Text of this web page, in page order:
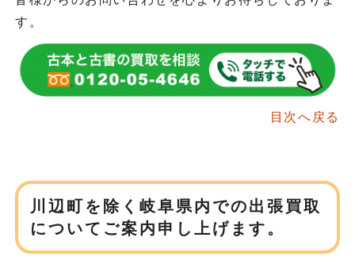
す。
目次へ戻る
川辺町を除く岐阜県内での出張買取
についてご案内申し上げます。